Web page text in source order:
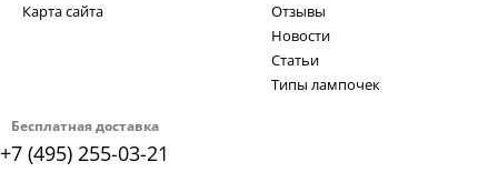
Бесплатная доставка
+7 (495) 255-03-21
Карта сайта
Отзывы
Новости
Статьи
Типы лампочек